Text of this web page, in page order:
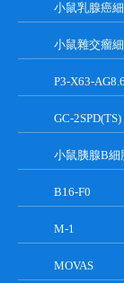
小鼠乳腺癌
小鼠雜交瘤
小鼠胰腺Β細
B16-F0
M-1
MOVAS